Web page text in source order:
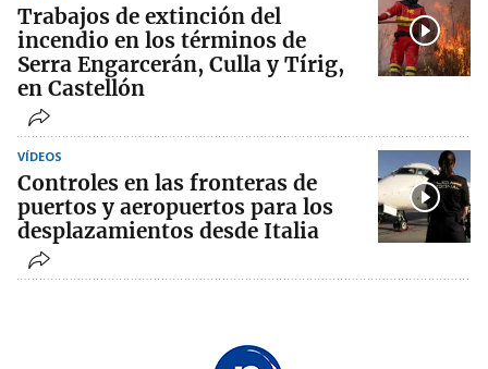
Trabajos de extinción del
incendio en los términos de
Serra Engarcerán, Culla y Tírig,
en Castellón
VÍDEOS
Controles en las fronteras de
puertos y aeropuertos para los
desplazamientos desde Italia